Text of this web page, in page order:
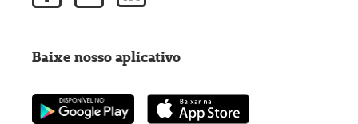
Baixe nosso aplicativo